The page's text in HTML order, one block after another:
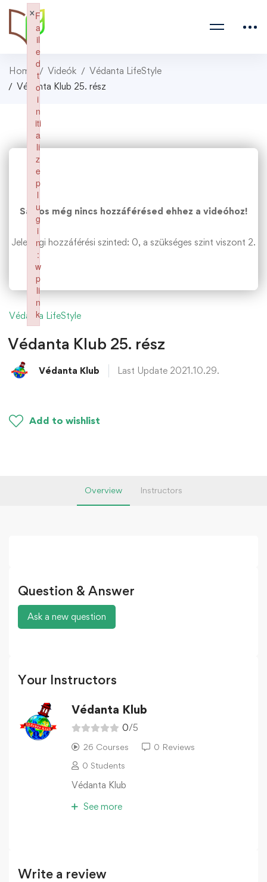
Home Videók
Védanta LifeStyle
Védanta Klub 25. rész
Sajnos még nincs hozzáférésed ehhez a videóhoz!
Jelenlegi hozzáférési szinted: 0, a szükséges szint viszont 2.
Védanta LifeStyle
Védanta Klub 25. rész
Védanta Klub Last Update 2021.10.29.
Add to wishlist
Overview Instructors
Question & Answer
Ask a new question
Your Instructors
Védanta Klub
0/5
26 Courses
0 Reviews
0 Students
Védanta Klub
See more
Write a review
F
a
il
e
d
t
o
i
n
iti
a
li
z
e
p
l
u
g
i
n
:
w
p
li
n
k
×
Failed to initialize plugin: wplink